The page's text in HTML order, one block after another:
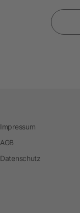
Impressum
AGB
Datenschutz